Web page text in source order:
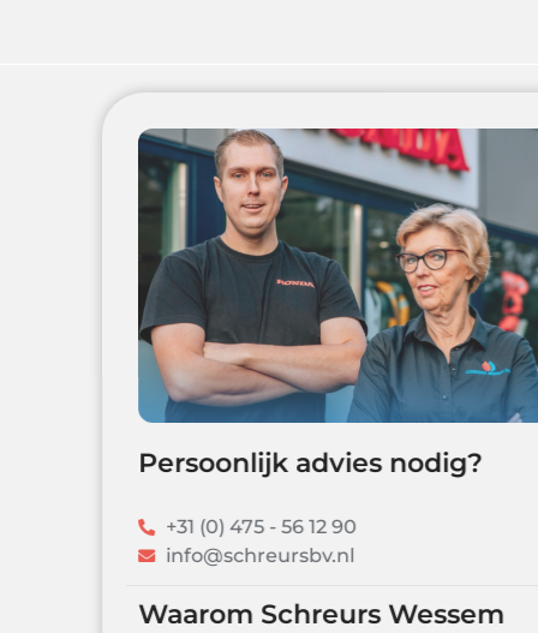
Persoonlijk advies nodig?
+31 (0) 475 - 56 12 90
info@schreursbv.nl
Waarom Schreurs Wessem